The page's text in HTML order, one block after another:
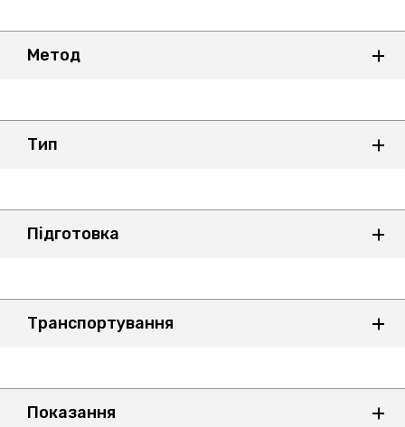
Метод
Тип
Підготовка
Транспортування
Показання